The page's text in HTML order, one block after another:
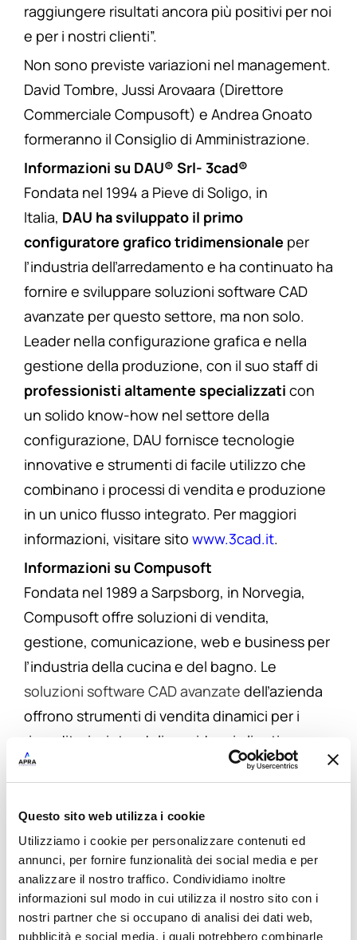
Questo sito web utilizza i cookie
Utilizziamo i cookie per personalizzare contenuti ed
annunci, per fornire funzionalità dei social media e per
analizzare il nostro traffico. Condividiamo inoltre
informazioni sul modo in cui utilizza il nostro sito con i
nostri partner che si occupano di analisi dei dati web,
pubblicità e social media, i quali potrebbero combinarle
raggiungere risultati ancora più positivi per noi
e per i nostri clienti”.
Non sono previste variazioni nel management.
David Tombre, Jussi Arovaara (Direttore
Commerciale Compusoft) e Andrea Gnoato
formeranno il Consiglio di Amministrazione.
Informazioni su DAU® Srl- 3cad®
Fondata nel 1994 a Pieve di Soligo, in
Italia, DAU ha sviluppato il primo
configuratore grafico tridimensionale per
l’industria dell’arredamento e ha continuato ha
fornire e sviluppare soluzioni software CAD
avanzate per questo settore, ma non solo.
Leader nella configurazione grafica e nella
gestione della produzione, con il suo staff di
professionisti altamente specializzati con
un solido know-how nel settore della
configurazione, DAU fornisce tecnologie
innovative e strumenti di facile utilizzo che
combinano i processi di vendita e produzione
in un unico flusso integrato. Per maggiori
informazioni, visitare sito www.3cad.it.
Informazioni su Compusoft
Fondata nel 1989 a Sarpsborg, in Norvegia,
Compusoft offre soluzioni di vendita,
gestione, comunicazione, web e business per
l’industria della cucina e del bagno. Le
soluzioni software CAD avanzate dell’azienda
offrono strumenti di vendita dinamici per i
rivenditori, aiutandoli a guidare i clienti
attraverso l’intero processo di pianificazione,
Data la sua mission di creare un valore
aggiunto per i propri clienti, Compusoft
combina lo sviluppo di software di alta qualità
con forte dedizione al servizio clienti.
Compusoft opera in 14 paesi in tutta Europa,